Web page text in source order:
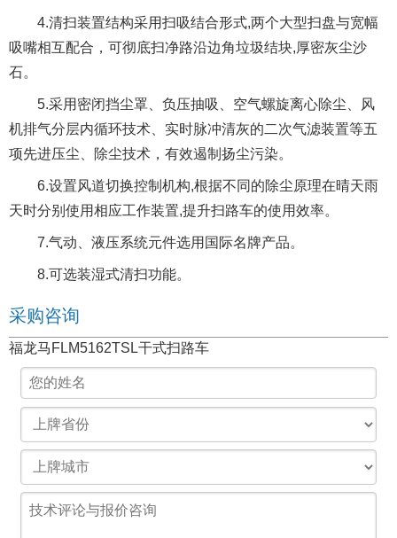
4.清扫装置结构采用扫吸结合形式,两个大型扫盘与宽幅
吸嘴相互配合，可彻底扫净路沿边角垃圾结块,厚密灰尘沙
石。
5.采用密闭挡尘罩、负压抽吸、空气螺旋离心除尘、风
机排气分层内循环技术、实时脉冲清灰的二次气滤装置等五
项先进压尘、除尘技术，有效遏制扬尘污染。
6.设置风道切换控制机构,根据不同的除尘原理在晴天雨
天时分别使用相应工作装置,提升扫路车的使用效率。
7.气动、液压系统元件选用国际名牌产品。
8.可选装湿式清扫功能。
采购咨询
福龙马FLM5162TSL干式扫路车